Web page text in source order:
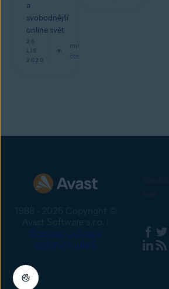
a
svobodnější
online svět
26
LIS
2020
min
čtení
Sitemap Ochrana
osobních údajů